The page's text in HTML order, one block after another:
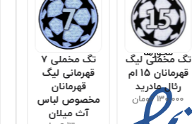
تگ مخملی لیگ
قهرمانان 15 ام
رئال مادرید
130,000 تومان
تگ مخملی ۷
قهرمانی لیگ
قهرمانان
مخصوص لباس
آث میلان
مجوزها